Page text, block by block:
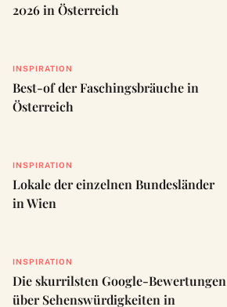
2026 in Österreich
INSPIRATION
Best-of der Faschingsbräuche in
Österreich
INSPIRATION
Lokale der einzelnen Bundesländer
in Wien
INSPIRATION
Die skurrilsten Google-Bewertungen
über Sehenswürdigkeiten in